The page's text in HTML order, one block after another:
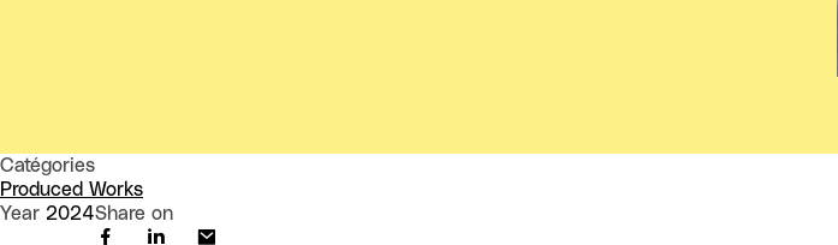
Catégories
Produced Works
Year 2024Share on